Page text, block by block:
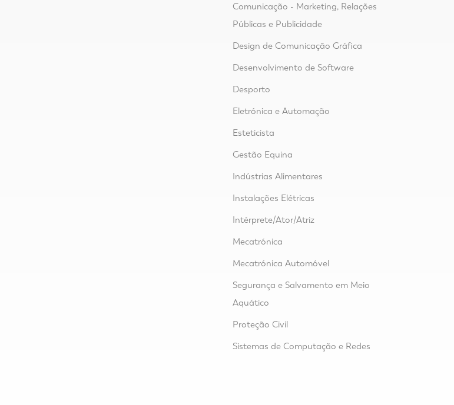
Comunicação - Marketing, Relações
Públicas e Publicidade
Design de Comunicação Gráfica
Desenvolvimento de Software
Desporto
Eletrónica e Automação
Esteticista
Gestão Equina
Indústrias Alimentares
Instalações Elétricas
Intérprete/Ator/Atriz
Mecatrónica
Mecatrónica Automóvel
Segurança e Salvamento em Meio
Aquático
Proteção Civil
Sistemas de Computação e Redes